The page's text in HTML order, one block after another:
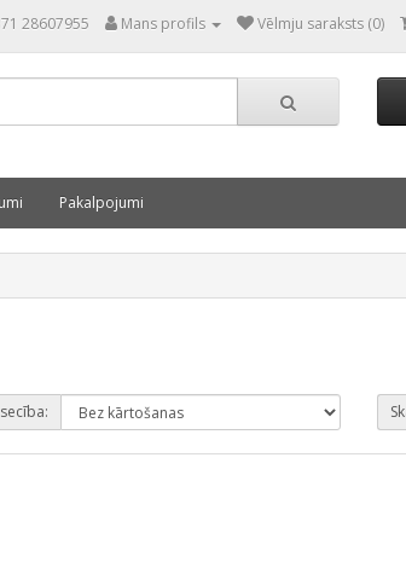
28607955 Mans profils Vēlmju saraksts (0)
Pakalpojumi